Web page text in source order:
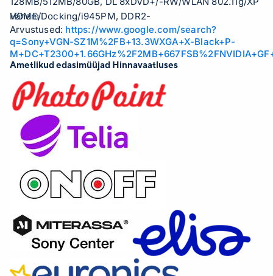
HOME/Docking/i945PM, DDR2-
533/2xUSB2.0/1394/0.3M Camera/3 Hour/1.9Kg
Vähem
Arvustused: https://www.google.com/search?
q=Sony+VGN-SZ1M%2FB+13.3WXGA+X-Black+P-
Ametlikud edasimüüjad Hinnavaatluses